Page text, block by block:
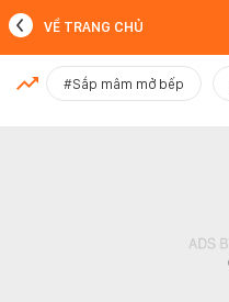
MỚI NHẤT
VỀ TRANG CHỦ
#Sắp mâm mở bếp